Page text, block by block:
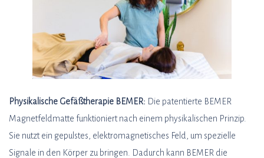
Physikalische Gefäßtherapie BEMER: Die patentierte BEMER
Magnetfeldmatte funktioniert nach einem physikalischen Prinzip.
Sie nutzt ein gepulstes, elektromagnetisches Feld, um spezielle
Signale in den Körper zu bringen. Dadurch kann BEMER die